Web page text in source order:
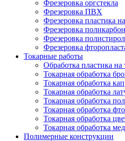
Фрезеровка оргстекла
Фрезеровка ПВХ
Фрезеровка пластика
Фрезеровка
Фрезеровка
Фрезеровка
Токарные работы
Обработка пластика на
Токарная обработка
Токарная обработка
Токарная обработка
Токарная обработка
Токарная обработка
Токарная обработка
Токарная обработка
Полимерные конструкции